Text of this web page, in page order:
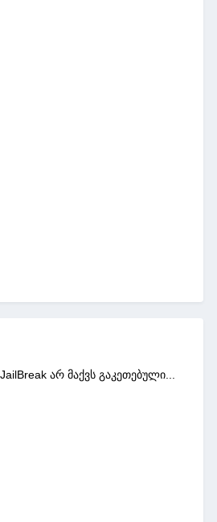
არ მაქვს გაკეთებული...